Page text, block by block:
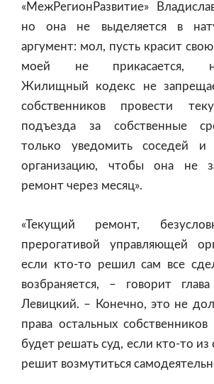
«МежРегионРазвитие»
но она не выделяется в
аргумент: мол, пусть красит
моей не прикасается,
Жилищный кодекс не
собственников провести
подъезда за собственные
только уведомить соседей и
организацию, чтобы она не
ремонт через месяц».
«Текущий ремонт,
прерогативой управляющей
если кто-то решил сам все
возбраняется, – говорит
Левицкий. – Конечно, это не
права остальных
будет решать суд, если кто-то из
решит возмутиться